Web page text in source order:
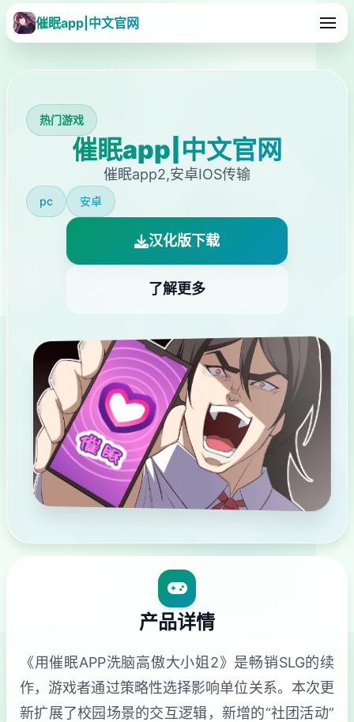
催眠app|中文官网
热门游戏
催眠app|中文官网
催眠app2,安卓IOS传输
pc 安卓
汉化版下载
了解更多
产品详情
《用催眠APP洗脑高傲大小姐2》是畅销SLG的续
作，游戏者通过策略性选择影响单位关系。本次更
新扩展了校园场景的交互逻辑，新增的“社团活动”